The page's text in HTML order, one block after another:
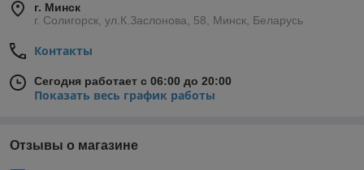
г. Минск
г. Солигорск, ул.К.Заслонова, 58, Минск, Беларусь
Контакты
Сегодня работает с 06:00 до 20:00
Показать весь график работы
Отзывы о магазине